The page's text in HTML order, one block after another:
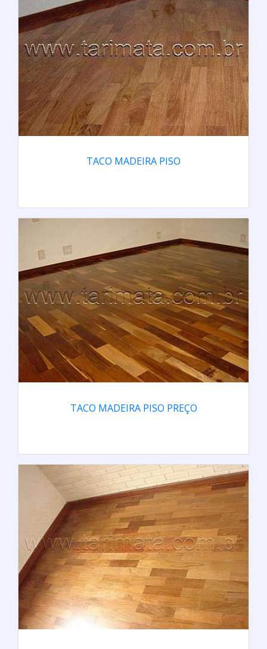
TACO MADEIRA PISO
TACO MADEIRA PISO PREÇO